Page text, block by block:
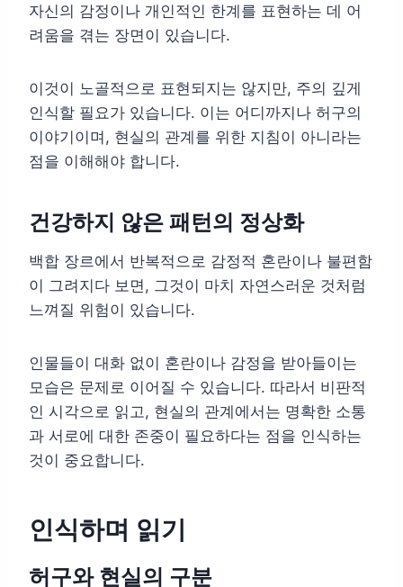
자신의 감정이나 개인적인 한계를 표현하는 데 어
려움을 겪는 장면이 있습니다.
이것이 노골적으로 표현되지는 않지만, 주의 깊게
인식할 필요가 있습니다. 이는 어디까지나 허구의
이야기이며, 현실의 관계를 위한 지침이 아니라는
점을 이해해야 합니다.
건강하지 않은 패턴의 정상화
백합 장르에서 반복적으로 감정적 혼란이나 불편함
이 그려지다 보면, 그것이 마치 자연스러운 것처럼
느껴질 위험이 있습니다.
인물들이 대화 없이 혼란이나 감정을 받아들이는
모습은 문제로 이어질 수 있습니다. 따라서 비판적
인 시각으로 읽고, 현실의 관계에서는 명확한 소통
과 서로에 대한 존중이 필요하다는 점을 인식하는
것이 중요합니다.
인식하며 읽기
허구와 현실의 구분